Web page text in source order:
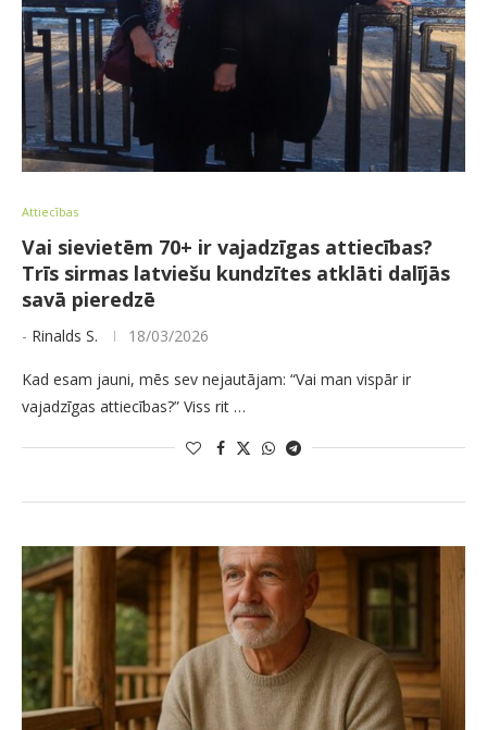
Attiecības
Vai sievietēm 70+ ir vajadzīgas attiecības?
Trīs sirmas latviešu kundzītes atklāti dalījās
savā pieredzē
- Rinalds S. 18/03/2026
Kad esam jauni, mēs sev nejautājam: “Vai man vispār ir
vajadzīgas attiecības?” Viss rit …